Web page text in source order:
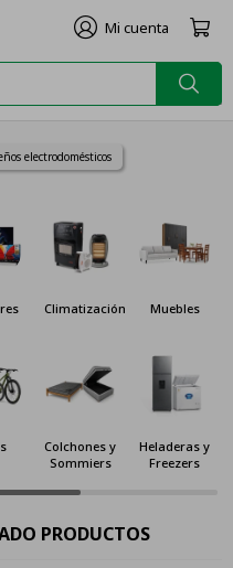
electrodomésticos
Climatización Muebles
Colchones y
Sommiers
Heladeras y
Freezers
PRODUCTOS